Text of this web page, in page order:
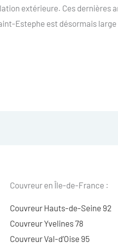
extérieure. Ces dernières
Estephe est désormais
Couvreur en Île-de-France :
Couvreur Hauts-de-Seine 92
Couvreur Yvelines 78
Couvreur Val-d’Oise 95